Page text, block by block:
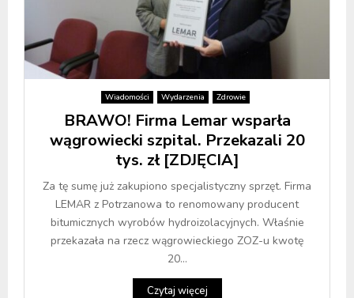
Wiadomości Wydarzenia Zdrowie
BRAWO! Firma Lemar wsparła
wągrowiecki szpital. Przekazali 20
tys. zł [ZDJĘCIA]
Za tę sumę już zakupiono specjalistyczny sprzęt. Firma
LEMAR z Potrzanowa to renomowany producent
bitumicznych wyrobów hydroizolacyjnych. Właśnie
przekazała na rzecz wągrowieckiego ZOZ-u kwotę
20...
Czytaj więcej